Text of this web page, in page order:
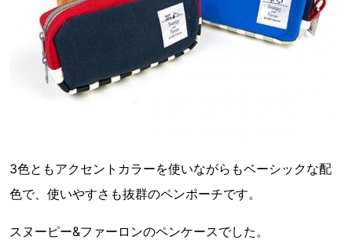
3色ともアクセントカラーを使いながらもベーシックな配
色で、使いやすさも抜群のペンポーチです。
スヌーピー&ファーロンのペンケースでした。